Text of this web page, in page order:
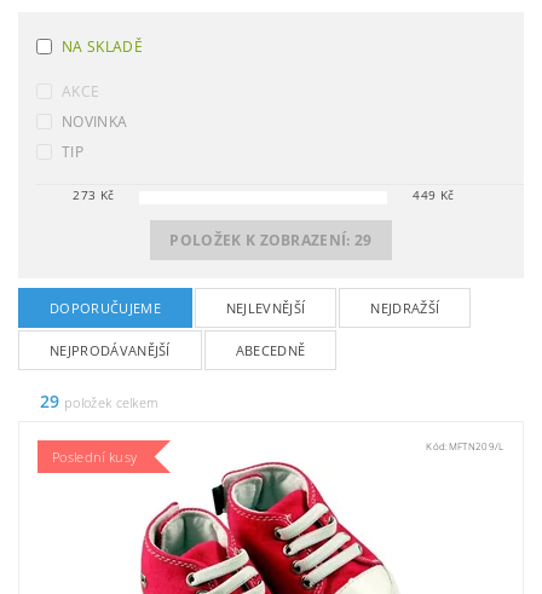
NA SKLADĚ
AKCE
NOVINKA
TIP
273 Kč 449 Kč
POLOŽEK K ZOBRAZENÍ:29
DOPORUČUJEME NEJLEVNĚJŠÍ NEJDRAŽŠÍ
NEJPRODÁVANĚJŠÍ ABECEDNĚ
29 položek celkem
Poslední kusy
Kód: MFTN209/L